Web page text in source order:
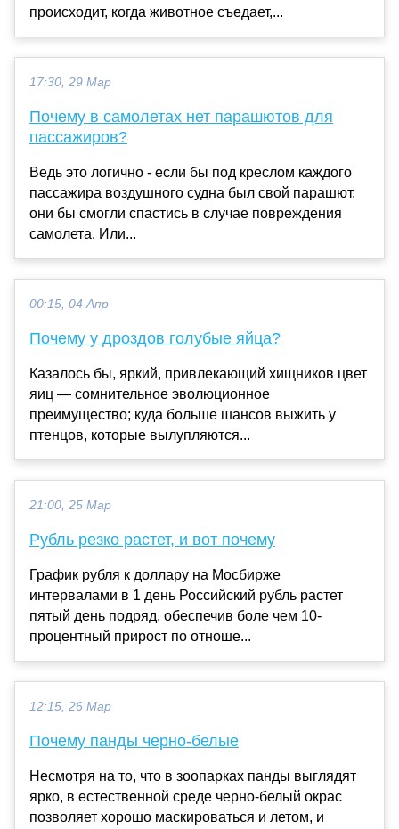
происходит, когда животное съедает,...
17:30, 29 Мар
Почему в самолетах нет парашютов для
пассажиров?
Ведь это логично - если бы под креслом каждого
пассажира воздушного судна был свой парашют,
они бы смогли спастись в случае повреждения
самолета. Или...
00:15, 04 Апр
Почему у дроздов голубые яйца?
Казалось бы, яркий, привлекающий хищников цвет
яиц — сомнительное эволюционное
преимущество; куда больше шансов выжить у
птенцов, которые вылупляются...
21:00, 25 Мар
Рубль резко растет, и вот почему
График рубля к доллару на Мосбирже
интервалами в 1 день Российский рубль растет
пятый день подряд, обеспечив боле чем 10-
процентный прирост по отноше...
12:15, 26 Мар
Почему панды черно-белые
Несмотря на то, что в зоопарках панды выглядят
ярко, в естественной среде черно-белый окрас
позволяет хорошо маскироваться и летом, и